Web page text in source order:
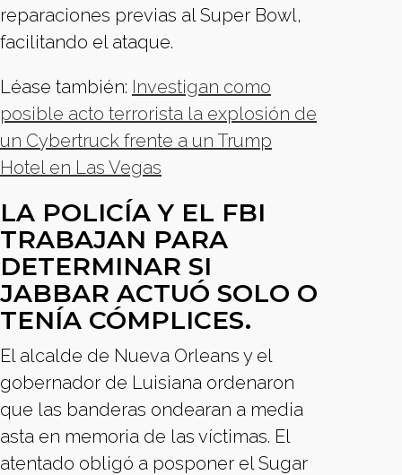
reparaciones previas al Super Bowl,
facilitando el ataque.
Léase también: Investigan como
posible acto terrorista la explosión de
un Cybertruck frente a un Trump
Hotel en Las Vegas
LA POLICÍA Y EL FBI
TRABAJAN PARA
DETERMINAR SI
JABBAR ACTUÓ SOLO O
TENÍA CÓMPLICES.
El alcalde de Nueva Orleans y el
gobernador de Luisiana ordenaron
que las banderas ondearan a media
asta en memoria de las víctimas. El
atentado obligó a posponer el Sugar